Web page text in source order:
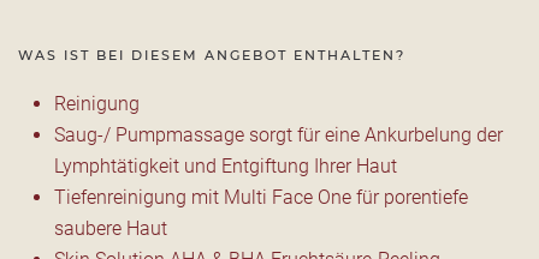
WAS IST BEI DIESEM ANGEBOT ENTHALTEN?
Reinigung
Saug-/ Pumpmassage sorgt für eine Ankurbelung der
Lymphtätigkeit und Entgiftung Ihrer Haut
Tiefenreinigung mit Multi Face One für porentiefe
saubere Haut